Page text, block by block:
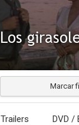
Los
Marcar
Trailers DVD /